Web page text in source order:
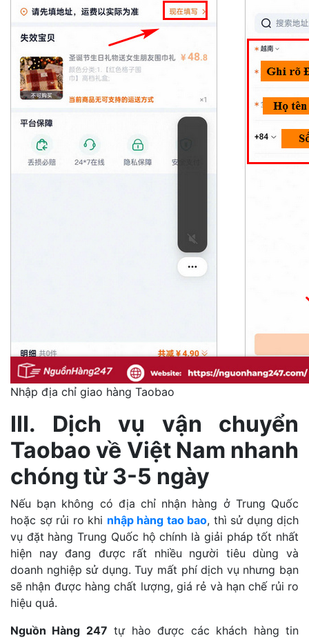
Nhập địa chỉ giao hàng Taobao
III. Dịch vụ vận chuyển
Taobao về Việt Nam nhanh
chóng từ 3-5 ngày
Nếu bạn không có địa chỉ nhận hàng ở Trung Quốc
hoặc sợ rủi ro khi nhập hàng tao bao, thì sử dụng dịch
vụ đặt hàng Trung Quốc hộ chính là giải pháp tốt nhất
hiện nay đang được rất nhiều người tiêu dùng và
doanh nghiệp sử dụng. Tuy mất phí dịch vụ nhưng bạn
sẽ nhận được hàng chất lượng, giá rẻ và hạn chế rủi ro
hiệu quả.
Nguồn Hàng 247 tự hào được các khách hàng tin